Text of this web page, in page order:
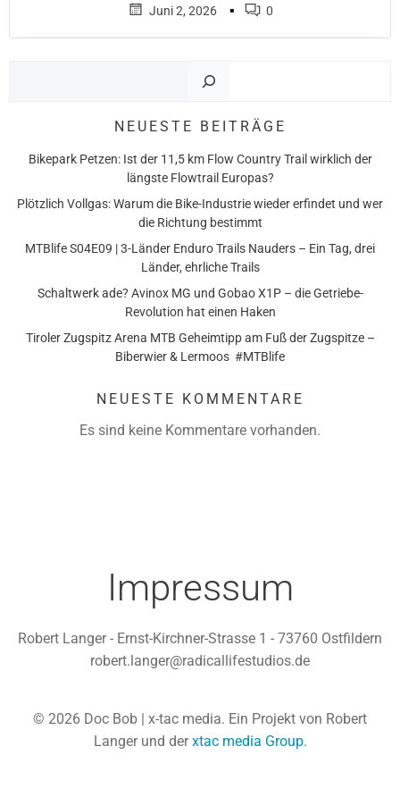
Juni 2, 2026 ▪ 0
NEUESTE BEITRÄGE
Bikepark Petzen: Ist der 11,5 km Flow Country Trail wirklich der
längste Flowtrail Europas?
Plötzlich Vollgas: Warum die Bike-Industrie wieder erfindet und wer
die Richtung bestimmt
MTBlife S04E09 | 3-Länder Enduro Trails Nauders – Ein Tag, drei
Länder, ehrliche Trails
Schaltwerk ade? Avinox MG und Gobao X1P – die Getriebe-
Revolution hat einen Haken
Tiroler Zugspitz Arena MTB Geheimtipp am Fuß der Zugspitze –
Biberwier & Lermoos #MTBlife
NEUESTE KOMMENTARE
Es sind keine Kommentare vorhanden.
Impressum
Robert Langer - Ernst-Kirchner-Strasse 1 - 73760 Ostfildern
robert.langer@radicallifestudios.de
© 2026 Doc Bob | x-tac media. Ein Projekt von Robert
Langer und derxtac media Group.